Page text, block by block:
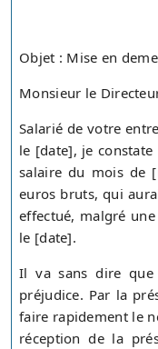
Objet : Mise en
Monsieur le
Salarié de votre
le [date], je
salaire du mois de
euros bruts, qui
effectué, malgré
le [date].
Il va sans dire que
préjudice. Par la
faire rapidement le
réception de la